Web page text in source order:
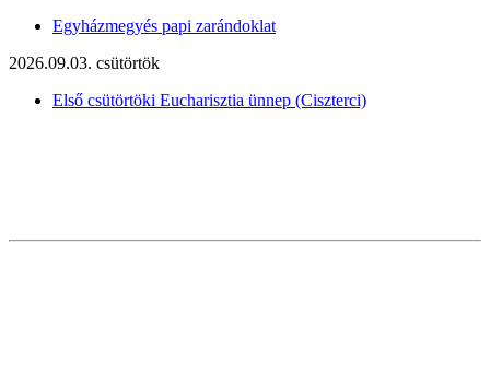
Egyházmegyés papi zarándoklat
2026.09.03. csütörtök
Első csütörtöki Eucharisztia ünnep (Ciszterci)